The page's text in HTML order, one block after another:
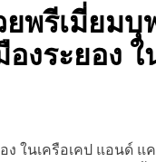
พรีเมี่ยม
องระยอง
ง ในเครือเคป แอนด์